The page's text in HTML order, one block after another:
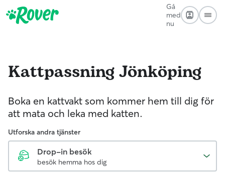
Gå
med
nu
KattpassningJönköping
Boka en kattvakt som kommer hem till dig för
att mata och leka med katten.
Utforska andra tjänster
Drop-in besök
besök hemma hos dig